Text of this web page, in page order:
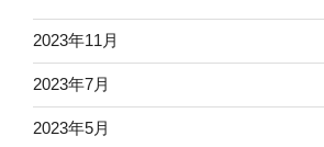
2023年11月
2023年7月
2023年5月